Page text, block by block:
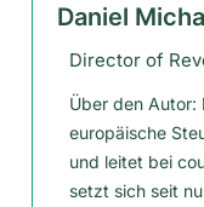
Daniel
Director of
Über den Autor:
europäische
und leitet bei
setzt sich seit